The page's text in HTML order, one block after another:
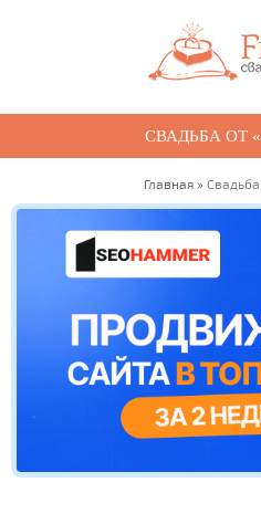
СВАДЬБА ОТ
Главная » Свадьба